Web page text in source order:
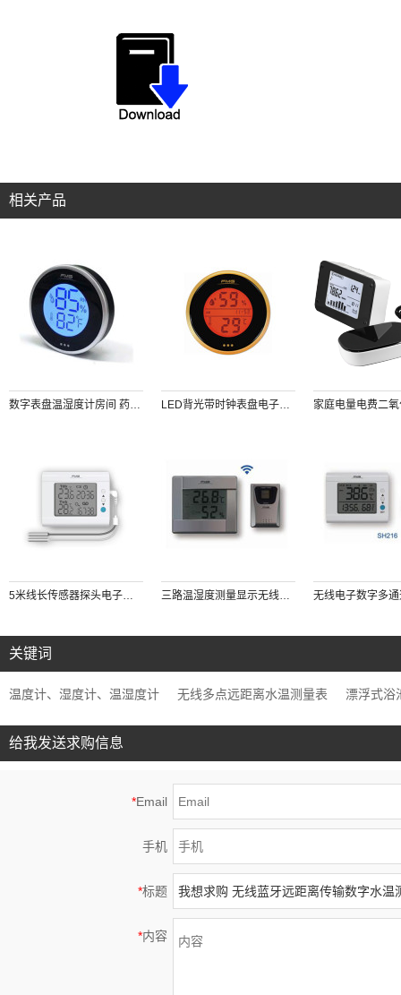
相关产品
数字表盘温湿度计房间 药品 雪茄 红酒 摄影仪器放置箱等温湿度测量仪 可查询48h记录 背部磁铁吸附 LED背光带时钟表盘电子数字温湿度计（橙色）
5米线长传感器探头电子干湿球数字温度计测量和记录烟叶烘房农业烘焙种植环境温度时间计时器 三路温湿度测量显示无线大屏幕温湿度计农业大棚花卉环境温湿度测量
关键词
温度计、湿度计、温湿度计 无线多点远距离水温测量表 漂浮式浴
给我发送求购信息
*Email
手机
*标题
*内容